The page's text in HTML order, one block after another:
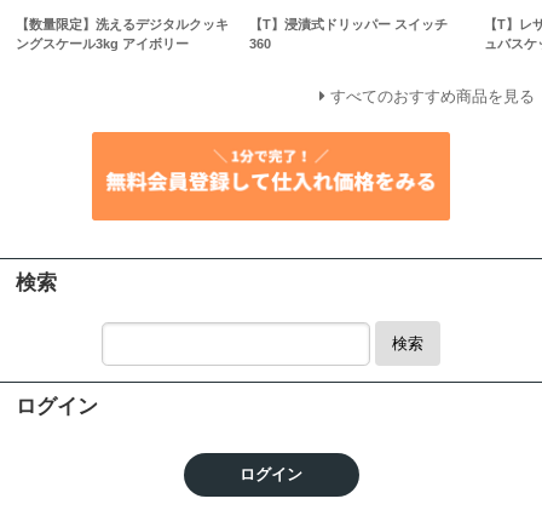
【数量限定】洗えるデジタルクッキ
ングスケール3kg アイボリー
【T】浸漬式ドリッパー スイッチ
360
【T】レ
ュバス
すべてのおすすめ商品を見る
検索
検索
ログイン
ログイン